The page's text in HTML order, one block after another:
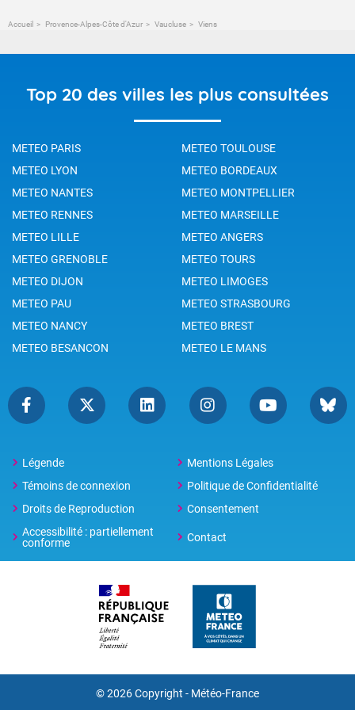
Accueil Provence-Alpes-Côte d'Azur Vaucluse Viens
Top 20 des villes les plus consultées
METEO PARIS
METEO TOULOUSE
METEO LYON
METEO BORDEAUX
METEO NANTES
METEO MONTPELLIER
METEO RENNES
METEO MARSEILLE
METEO LILLE
METEO ANGERS
METEO GRENOBLE
METEO TOURS
METEO DIJON
METEO LIMOGES
METEO PAU
METEO STRASBOURG
METEO NANCY
METEO BREST
METEO BESANCON
METEO LE MANS
Légende
Mentions Légales
Témoins de connexion
Politique de Confidentialité
Droits de Reproduction
Consentement
Accessibilité : partiellement
conforme
Contact
© 2026 Copyright - Météo-France